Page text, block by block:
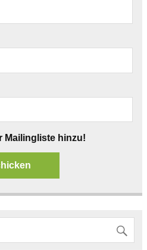
Mailingliste hinzu!